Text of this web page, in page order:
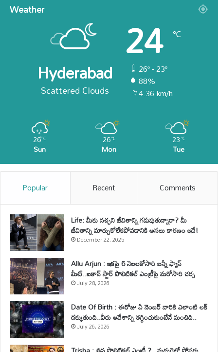
Weather
Hyderabad
Scattered Clouds
24 ℃
26º - 23º
88%
4.36 km/h
26℃
Sun
26℃
Mon
23℃
Tue
Popular Recent Comments
Life: మీకు నచ్చని జీవితాన్ని గడుపుతున్నారా? మీ
జీవితాన్ని మార్చుకోలేకపోవడానికి అసలు కారణం ఇదే!
December 22, 2025
Allu Arjun : ఇకపై 6 నెలలకోసారి బన్నీ ఫ్యాన్
మీట్..ఐకాన్ స్టార్ పొలిటికల్ ఎంట్రీపై మరోసారి చర్చ
July 28, 2026
Date Of Birth : ఈరోజు ఏ నెంబర్ వారికి ఎలాంటి లక్
దక్కుతుంది..వీరు ఆవేశాన్ని తగ్గించుకుంటేనే మంచిది..
July 26, 2026